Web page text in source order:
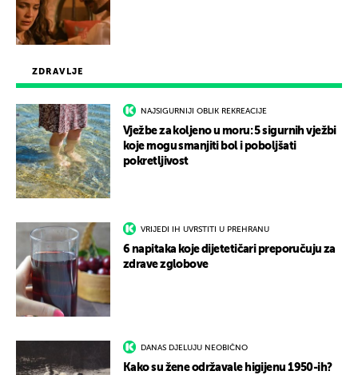
ZDRAVLJE
NAJSIGURNIJI OBLIK REKREACIJE
Vježbe za koljeno u moru: 5 sigurnih vježbi
koje mogu smanjiti bol i poboljšati
pokretljivost
VRIJEDI IH UVRSTITI U PREHRANU
6 napitaka koje dijetetičari preporučuju za
zdrave zglobove
DANAS DJELUJU NEOBIČNO
Kako su žene održavale higijenu 1950-ih?